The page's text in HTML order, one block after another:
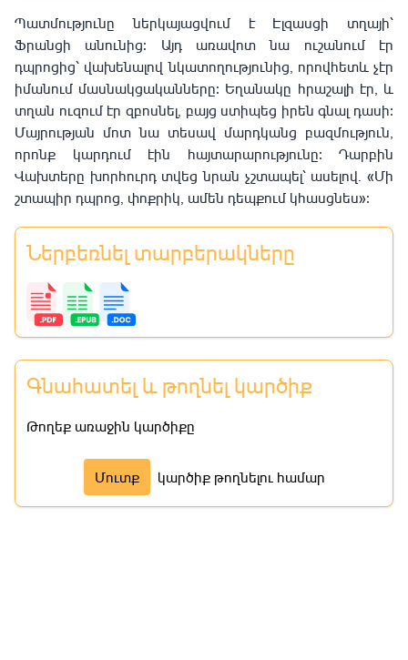
Պատմությունը ներկայացվում է Էլզասցի տղայի՝
Ֆրանցի անունից։ Այդ առավոտ նա ուշանում էր
դպրոցից՝ վախենալով նկատողությունից, որովհետև չէր
իմանում մասնակցականները։ Եղանակը հրաշալի էր, և
տղան ուզում էր զբոսնել, բայց ստիպեց իրեն գնալ դասի։
Մայրության մոտ նա տեսավ մարդկանց բազմություն,
որոնք կարդում էին հայտարարությունը։ Դարբին
Վախտերը խորհուրդ տվեց նրան չշտապել՝ ասելով․ «Մի
շտապիր դպրոց, փոքրիկ, ամեն դեպքում կհասցնես»։
Ներբեռնել տարբերակները
Գնահատել և թողնել կարծիք
Թողեք առաջին կարծիքը
Մուտք կարծիք թողնելու համար